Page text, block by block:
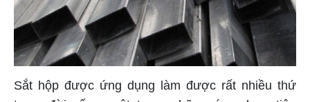
Sắt hộp được ứng dụng làm được rất nhiều thứ